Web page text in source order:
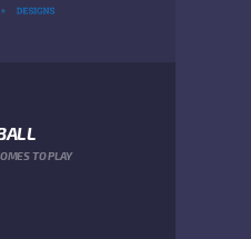
TO PLAY